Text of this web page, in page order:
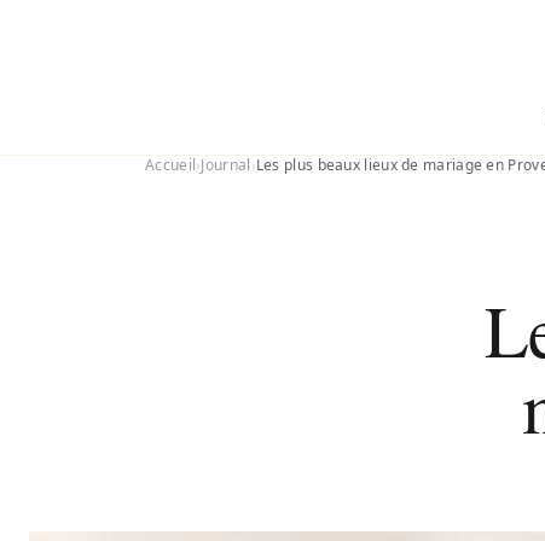
Accueil›Journal›Les plus beaux lieux de mariage en